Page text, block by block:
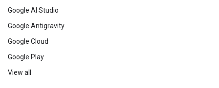
Google AI Studio
Google Antigravity
Google Cloud
Google Play
View all